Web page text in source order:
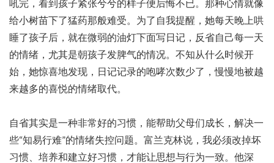
吼完，看到孩子紧张兮兮的样子便后悔不已。那种心情就像
给小树苗下了猛药那般难受。为了自我提醒，她每天晚上哄
睡了孩子后，就在微弱的油灯下面写日记，反省自己每一天
的情绪，尤其是朝孩子发脾气的情况。不知从什么时候开
始，她惊喜地发现，日记记录的咆哮次数少了，慢慢地被越
来越多的喜悦的情绪取代。
自省其实是一种非常好的习惯，能帮助父母们成长，解决一
些“知易行难”的情绪失控问题。富兰克林说，我必须改掉坏
习惯、培养和建立好习惯，才能让思想与行为一致。他深